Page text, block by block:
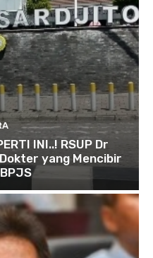
INI..! RSUP Dr
yang Mencibir